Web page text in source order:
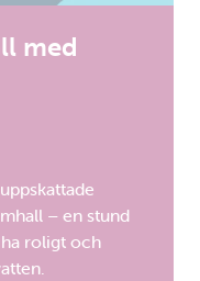
med
– en stund
roligt och